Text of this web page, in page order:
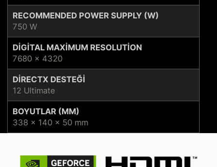
RECOMMENDED POWER SUPPLY (W)
750 W
DIGITAL MAXIMUM RESOLUTION
7680 x 4320
DIRECTX DESTEĞI
12 Ultimate
BOYUTLAR (MM)
338 x 140 x 50 mm